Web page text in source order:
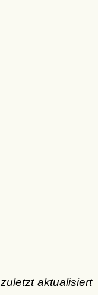
zuletzt aktualisiert